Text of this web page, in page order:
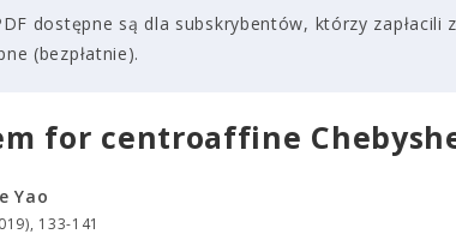
dostępne są dla subskrybentów, którzy
(bezpłatnie).
for centroaffine
Yao
133-141